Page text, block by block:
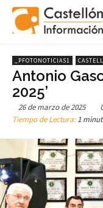
_PFOTONOTICIAS1
Antonio
2025’
26 de marzo de 2025
Tiempo de Lectura:1